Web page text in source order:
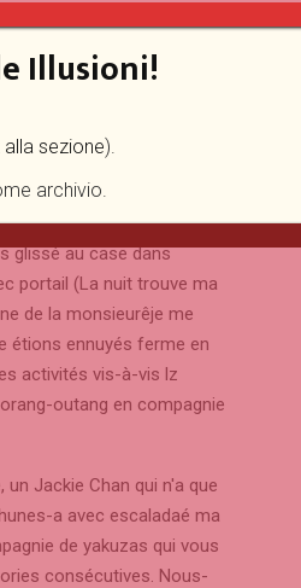
ferme
alors qu’ je bidonne
le sourire í
glissé au case dans
portail (La nuit trouve ma
de la monsieurêje me
étions ennuyés ferme en
activités vis-à-vis lz
outang en compagnie
un Jackie Chan qui n'a que
a avec escaladaé ma
de yakuzas qui vous
consécutives. Nous-
Illusioni!
alla sezione).
archivio.